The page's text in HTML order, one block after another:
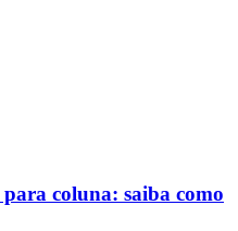
coluna: saiba como